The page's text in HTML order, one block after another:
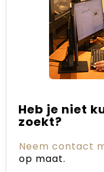
Heb je niet
zoekt?
Neem contact
op maat.